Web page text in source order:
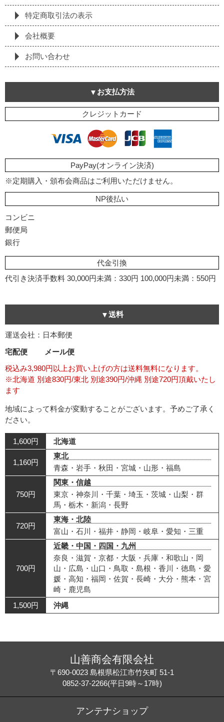
特定商取引法の表⽰
会社概要
お問い合わせ
お支払方法
クレジットカード
PayPay(オンライン決済)
※定期購入・頒布会商品はご利用いただけません。
NP後払い
コンビニ
郵便局
銀行
代金引換
代引き決済手数料 30,000円未満：330円 100,000円未満：550円
送料
運送会社：日本郵便
宅配便
メール便
税込み3,980円以上お買い上げの方は送料無料になります。
※北海道 別途830円/東北 別途390円/沖縄 別途720円頂戴いたし
ます
地域によって料金が変動することがございます。予めご了承く
ださい。
1,600円 北海道
1,160円
東北
青森・岩手・秋田・宮城・山形・福島
750円
関東・信越
東京・神奈川・千葉・埼玉・茨城・山梨・群
馬・栃木・新潟・長野
720円
東海・北陸
富山・石川・福井・静岡・岐阜・愛知・三重
700円
近畿・中国・四国・九州
奈良・滋賀・京都・大阪・兵庫・和歌山・岡
山・広島・山口・鳥取・島根・香川・徳島・愛
媛・高知・福岡・佐賀・長崎・大分・熊本・宮
崎・鹿児島
1,500円
沖縄
山善商会有限会社
〒690-0023 島根県松江市竹矢町 51-1
0852-37-2266(平日9時～17時)
アンテナショップ